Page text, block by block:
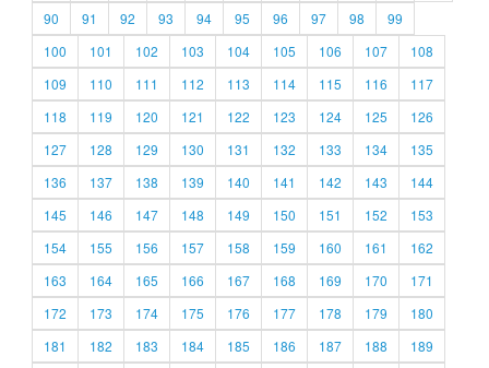
90
91 92 93 94 95 96 97 98
99
100
101 102 103 104 105 106 107
108
109
110 111 112 113 114 115 116
117
118
119 120 121 122 123 124 125
126
127
128 129 130 131 132 133 134
135
136
137 138 139 140 141 142 143
144
145
146 147 148 149 150 151 152
153
154
155 156 157 158 159 160 161
162
163
164 165 166 167 168 169 170
171
172
173 174 175 176 177 178 179
180
181
182 183 184 185 186 187 188
189